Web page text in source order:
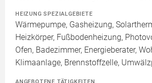
HEIZUNG SPEZIALGEBIETE
Wärmepumpe, Gasheizung,
Heizkörper, Fußbodenheizung,
Ofen, Badezimmer, Energieberater,
Klimaanlage, Brennstoffzelle,
ANGEBOTENE TÄTIGKEITEN